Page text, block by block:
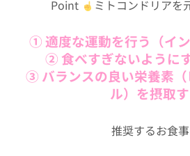
Point ミトコンドリアを
① 適度な運動を行う（イン
② 食べすぎないように
③ バランスの良い栄養素（
ル）を摂取
推奨するお食